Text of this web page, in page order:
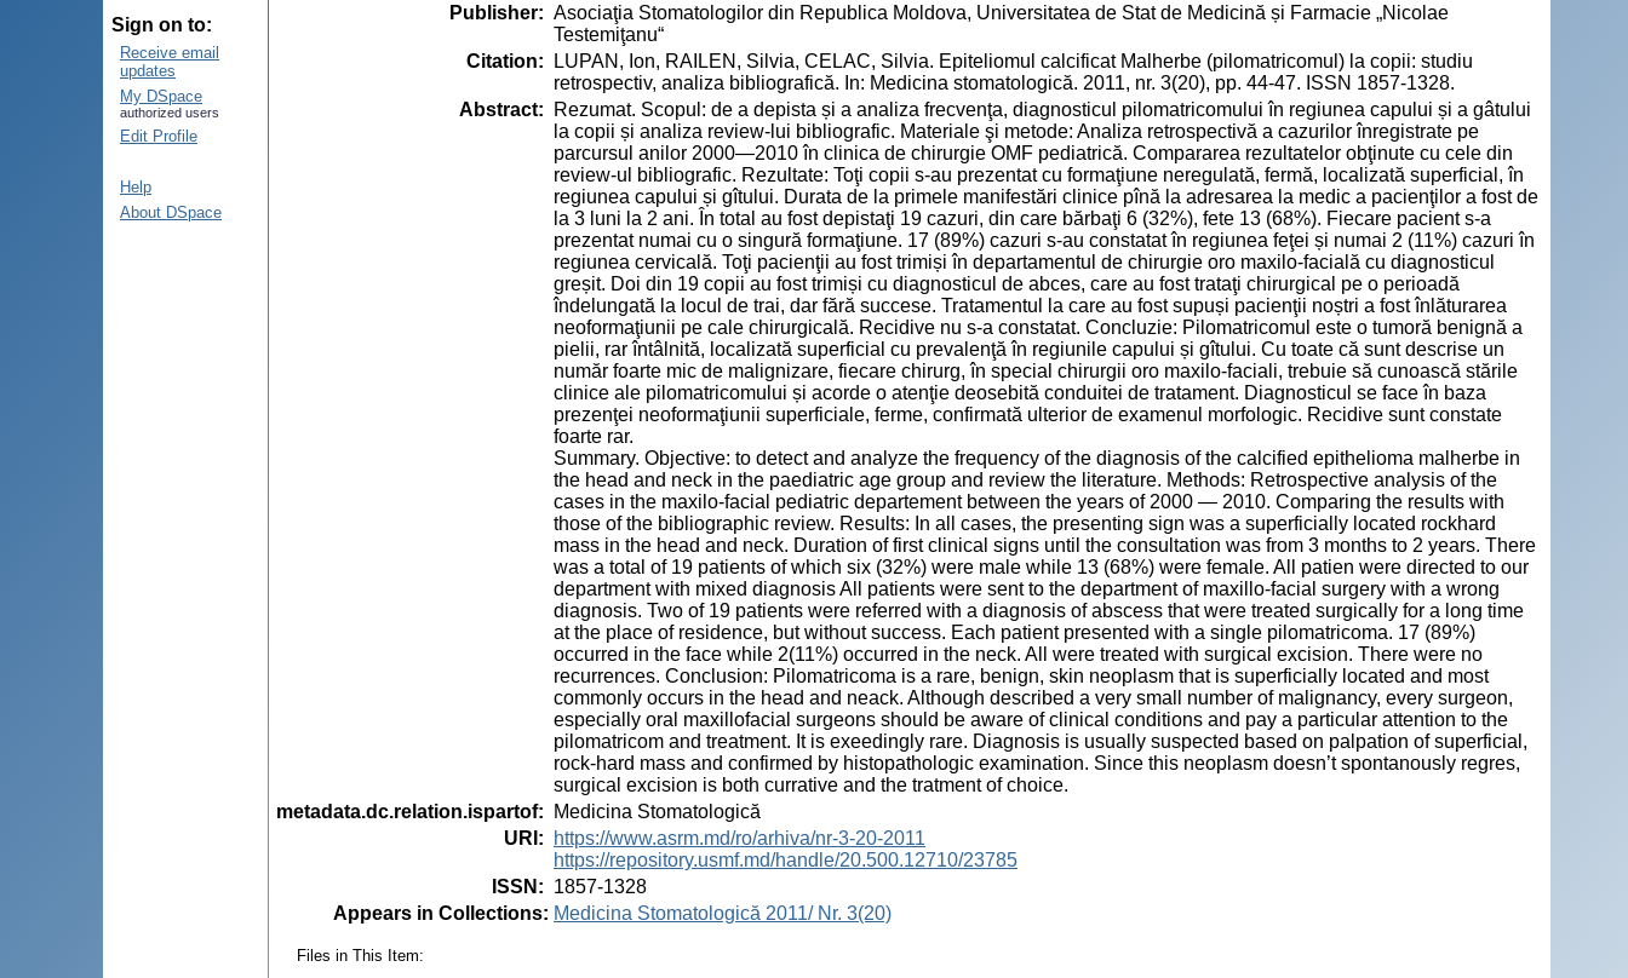
Sign on to:
Receive email
updates
My DSpace
authorized users
Edit Profile
Help
About DSpace
Publisher: Asociaţia Stomatologilor din Republica Moldova, Universitatea de Stat de Medicină și Farmacie „Nicolae
Testemiţanu“
Citation:
LUPAN, Ion, RAILEN, Silvia, CELAC, Silvia. Epiteliomul calcificat Malherbe (pilomatricomul) la copii: studiu
retrospectiv, analiza bibliografică. In: Medicina stomatologică. 2011, nr. 3(20), pp. 44-47. ISSN 1857-1328.
Abstract:
Rezumat. Scopul: de a depista și a analiza frecvenţa, diagnosticul pilomatricomului în regiunea capului și a gâtului
la copii și analiza review-lui bibliografic. Materiale şi metode: Analiza retrospectivă a cazurilor înregistrate pe
parcursul anilor 2000—2010 în clinica de chirurgie OMF pediatrică. Compararea rezultatelor obţinute cu cele din
review-ul bibliografic. Rezultate: Toţi copii s-au prezentat cu formaţiune neregulată, fermă, localizată superficial, în
regiunea capului și gîtului. Durata de la primele manifestări clinice pînă la adresarea la medic a pacienţilor a fost de
la 3 luni la 2 ani. În total au fost depistaţi 19 cazuri, din care bărbaţi 6 (32%), fete 13 (68%). Fiecare pacient s-a
prezentat numai cu o singură formaţiune. 17 (89%) cazuri s-au constatat în regiunea feţei și numai 2 (11%) cazuri în
regiunea cervicală. Toţi pacienţii au fost trimiși în departamentul de chirurgie oro maxilo-facială cu diagnosticul
greșit. Doi din 19 copii au fost trimiși cu diagnosticul de abces, care au fost trataţi chirurgical pe o perioadă
îndelungată la locul de trai, dar fără succese. Tratamentul la care au fost supuși pacienţii noștri a fost înlăturarea
neoformaţiunii pe cale chirurgicală. Recidive nu s-a constatat. Concluzie: Pilomatricomul este o tumoră benignă a
pielii, rar întâlnită, localizată superficial cu prevalenţă în regiunile capului și gîtului. Cu toate că sunt descrise un
număr foarte mic de malignizare, fiecare chirurg, în special chirurgii oro maxilo-faciali, trebuie să cunoască stările
clinice ale pilomatricomului și acorde o atenţie deosebită conduitei de tratament. Diagnosticul se face în baza
prezenţei neoformaţiunii superficiale, ferme, confirmată ulterior de examenul morfologic. Recidive sunt constate
foarte rar.
Summary. Objective: to detect and analyze the frequency of the diagnosis of the calcified epithelioma malherbe in
the head and neck in the paediatric age group and review the literature. Methods: Retrospective analysis of the
cases in the maxilo-facial pediatric departement between the years of 2000 — 2010. Comparing the results with
those of the bibliographic review. Results: In all cases, the presenting sign was a superficially located rockhard
mass in the head and neck. Duration of first clinical signs until the consultation was from 3 months to 2 years. There
was a total of 19 patients of which six (32%) were male while 13 (68%) were female. All patien were directed to our
department with mixed diagnosis All patients were sent to the department of maxillo-facial surgery with a wrong
diagnosis. Two of 19 patients were referred with a diagnosis of abscess that were treated surgically for a long time
at the place of residence, but without success. Each patient presented with a single pilomatricoma. 17 (89%)
occurred in the face while 2(11%) occurred in the neck. All were treated with surgical excision. There were no
recurrences. Conclusion: Pilomatricoma is a rare, benign, skin neoplasm that is superficially located and most
commonly occurs in the head and neack. Although described a very small number of malignancy, every surgeon,
especially oral maxillofacial surgeons should be aware of clinical conditions and pay a particular attention to the
pilomatricom and treatment. It is exeedingly rare. Diagnosis is usually suspected based on palpation of superficial,
rock-hard mass and confirmed by histopathologic examination. Since this neoplasm doesn’t spontanously regres,
surgical excision is both currative and the tratment of choice.
metadata.dc.relation.ispartof:
Medicina Stomatologică
URI :
https://www.asrm.md/ro/arhiva/nr-3-20-2011
https://repository.usmf.md/handle/20.500.12710/23785
ISSN : 1857-1328
Appears in Collections: Medicina Stomatologică 2011/ Nr. 3(20)
Files in This Item: